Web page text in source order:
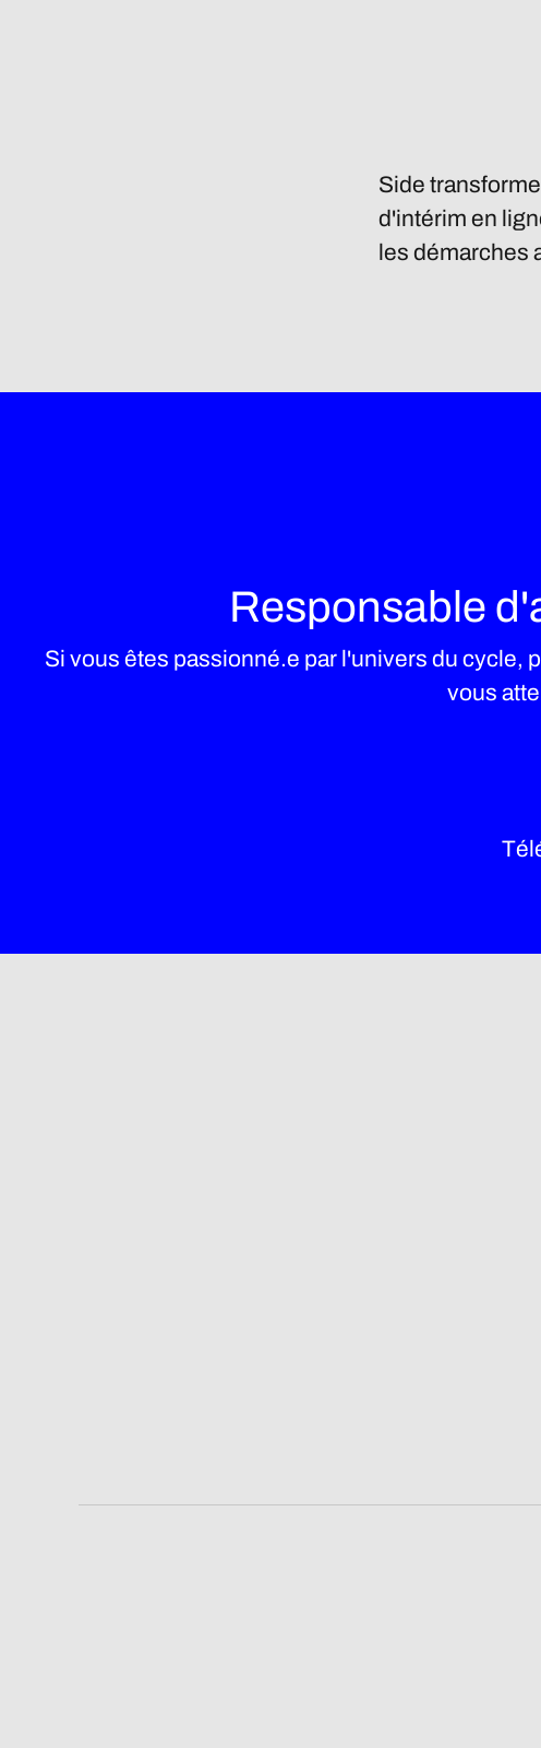
Side
d'intérim en
les démarches
Responsable
Si vous êtes passionné.e par l'univers du cycle,
vous